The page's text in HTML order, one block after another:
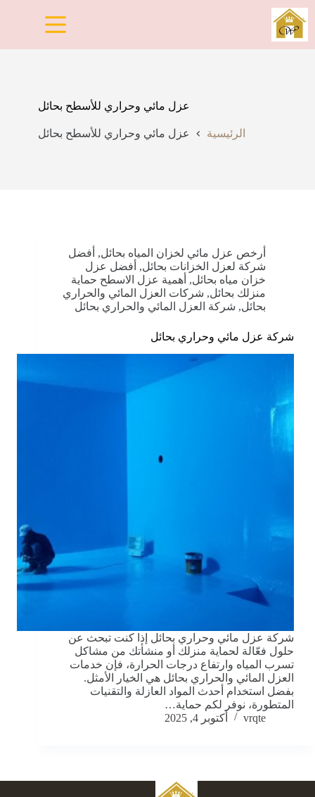
التجاوز
إلى
المحتوى
عزل مائي وحراري للأسطح بحائل
الرئيسية عزل مائي وحراري للأسطح بحائل
أرخص عزل مائي لخزان المياه بحائل, أفضل
شركة لعزل الخزانات بحائل, أفضل عزل
خزان مياه بحائل, أهمية عزل الاسطح حماية
منزلك بحائل, شركات العزل المائي والحراري
بحائل, شركة العزل المائي والحراري بحائل
شركة عزل مائي وحراري بحائل
شركة عزل مائي وحراري بحائل إذا كنت تبحث عن
حلول فعّالة لحماية منزلك أو منشأتك من مشاكل
تسرب المياه وارتفاع درجات الحرارة، فإن خدمات
العزل المائي والحراري بحائل هي الخيار الأمثل.
بفضل استخدام أحدث المواد العازلة والتقنيات
المتطورة، نوفر لكم حماية…
vrqte
أكتوبر 4, 2025